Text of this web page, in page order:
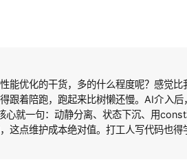
能优化的干货，多的什么程度呢？感觉
着陪跑，跑起来比树懒还慢。AI介入
心就一句：动静分离、状态下沉、用
这点维护成本绝对值。打工人写代码也得